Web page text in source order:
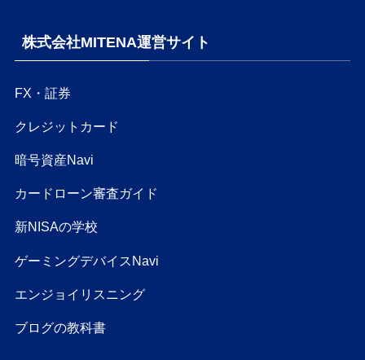
株式会社MITENA運営サイト
FX・証券
クレジットカード
暗号資産Navi
カードローン審査ガイド
新NISAの学校
ゲーミングデバイスNavi
エンジョイリスニング
ブログの教科書